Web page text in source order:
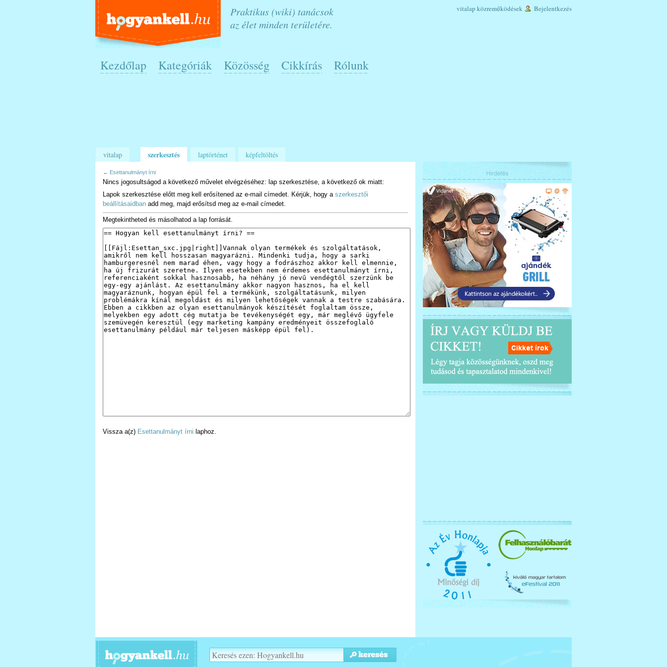
Praktikus (wiki) tanácsok
az élet minden területére.
vitalap közreműködések Bejelentkezés
Kezdőlap Kategóriák Közösség Cikkírás Rólunk
vitalap szerkesztés laptörténet képfeltöltés
← Esettanulmányt írni
Nincs jogosultságod a következő művelet elvégzéséhez: lap szerkesztése, a következő ok miatt:
Lapok szerkesztése előtt meg kell erősítened az e-mail címedet. Kérjük, hogy a szerkesztői
beállításaidban add meg, majd erősítsd meg az e-mail címedet.
Megtekintheted és másolhatod a lap forrását.
Vissza a(z) Esettanulmányt írni laphoz.